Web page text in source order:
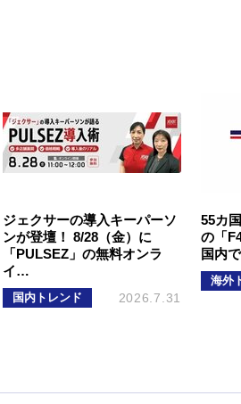
ジェクサーの導入キーパーソ
ンが登壇！ 8/28（金）に
「PULSEZ」の無料オンラ
イ…
国内トレンド 2026.7.31
55カ
の「
国内
海外